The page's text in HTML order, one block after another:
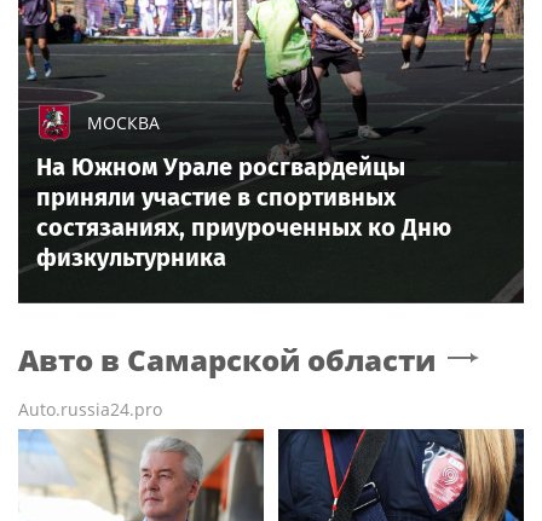
МОСКВА
На Южном Урале росгвардейцы
приняли участие в спортивных
состязаниях, приуроченных ко Дню
физкультурника
Авто в Самарской области
Auto.russia24.pro